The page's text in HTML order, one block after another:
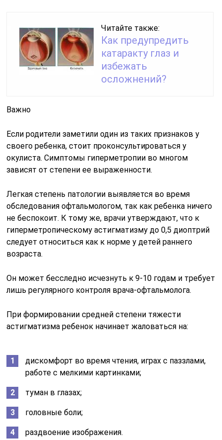
Читайте также:
Как предупредить
катаракту глаз и
избежать
осложнений?
Важно
Если родители заметили один из таких признаков у
своего ребенка, стоит проконсультироваться у
окулиста. Симптомы гиперметропии во многом
зависят от степени ее выраженности.
Легкая степень патологии выявляется во время
обследования офтальмологом, так как ребенка ничего
не беспокоит. К тому же, врачи утверждают, что к
гиперметропическому астигматизму до 0,5 диоптрий
следует относиться как к норме у детей раннего
возраста.
Он может бесследно исчезнуть к 9-10 годам и требует
лишь регулярного контроля врача-офтальмолога.
При формировании средней степени тяжести
астигматизма ребенок начинает жаловаться на:
дискомфорт во время чтения, играх с паззлами,
работе с мелкими картинками;
туман в глазах;
головные боли;
раздвоение изображения.